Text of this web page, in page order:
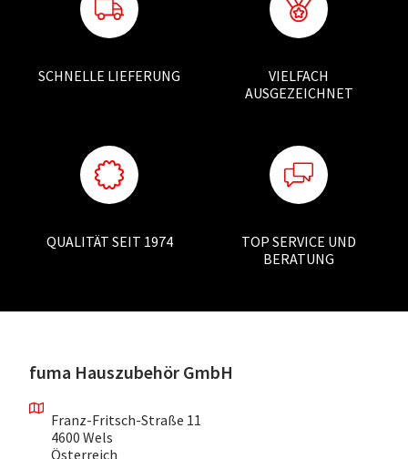
SCHNELLE LIEFERUNG
VIELFACH
AUSGEZEICHNET
QUALITÄT SEIT 1974
TOP SERVICE UND
BERATUNG
fuma Hauszubehör GmbH
Franz-Fritsch-Straße 11
4600 Wels
Österreich